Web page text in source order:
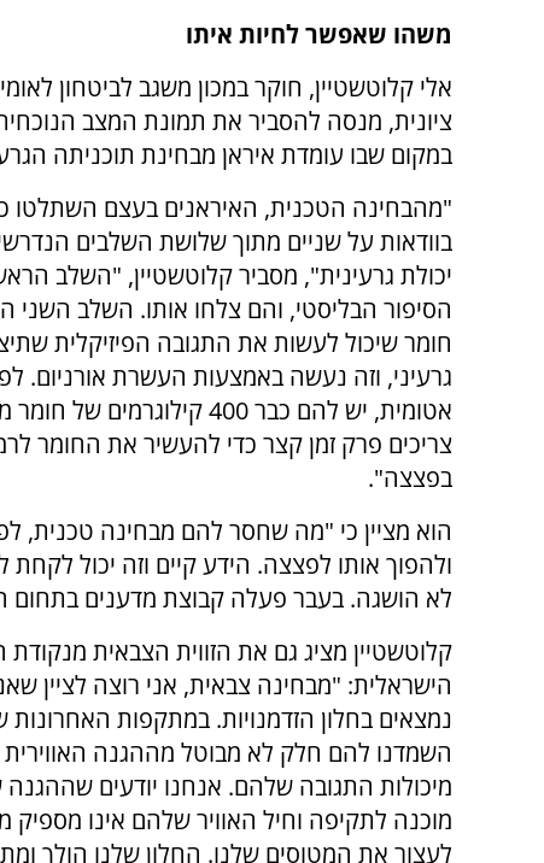
משהו שאפשר לחיות איתו
אלי קלוטשטיין, חוקר במכון משגב לביטחון
ציונית, מנסה להסביר את תמונת המצב
במקום שבו עומדת איראן מבחינת תוכניתה
"מהבחינה הטכנית, האיראנים בעצם השתלטו
בוודאות על שניים מתוך שלושת השלבים
יכולת גרעינית", מסביר קלוטשטיין, "השלב
הסיפור הבליסטי, והם צלחו אותו. השלב השני
חומר שיכול לעשות את התגובה הפיזיקלית
גרעיני, וזה נעשה באמצעות העשרת אורניום.
בפצצה".
הוא מציין כי "מה שחסר להם מבחינה טכנית,
ולהפוך אותו לפצצה. הידע קיים וזה יכול
לא הושגה. בעבר פעלה קבוצת מדענים בתחום
קלוטשטיין מציג גם את הזווית הצבאית
הישראלית: "מבחינה צבאית, אני רוצה לציין
נמצאים בחלון הזדמנויות. במתקפות האחרונות
השמדנו להם חלק לא מבוטל מההגנה האווירית
מיכולות התגובה שלהם. אנחנו יודעים
מוכנה לתקיפה וחיל האוויר שלהם אינו מספיק
לעצור את המטוסים שלנו. החלון שלנו הולך